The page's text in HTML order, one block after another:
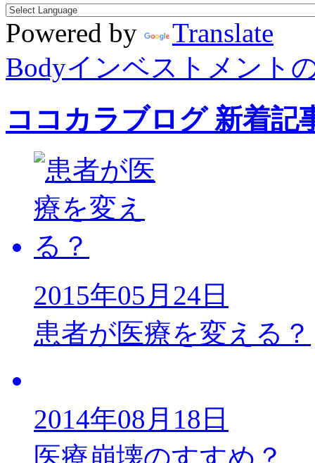
Powered by
Translate
Bodyインベストメント
ココカラブログ 新着記
2015年05月24日
患者が医療を変える？
2014年08月18日